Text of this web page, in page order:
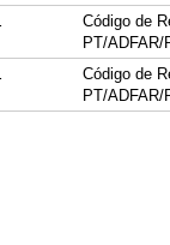
Código de
PT/ADFAR/
Código de
PT/ADFAR/